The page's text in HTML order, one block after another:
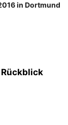
in Dortmund
Rückblick